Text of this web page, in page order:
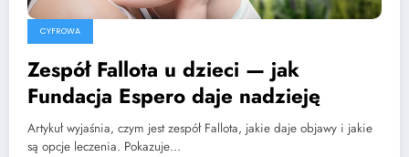
CYFROWA
Zespół Fallota u dzieci — jak
Fundacja Espero daje nadzieję
Artykuł wyjaśnia, czym jest zespół Fallota, jakie daje objawy i jakie
są opcje leczenia. Pokazuje…